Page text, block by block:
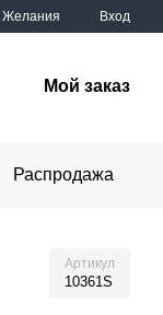
Желания Вход
Мой заказ
Распродажа
Артикул
10361S